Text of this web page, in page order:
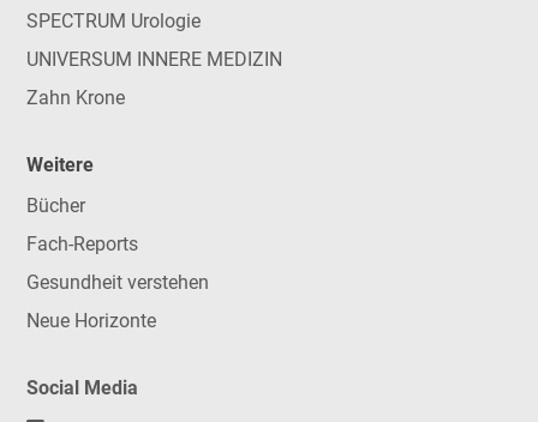
SPECTRUM Urologie
UNIVERSUM INNERE MEDIZIN
Zahn Krone
Weitere
Bücher
Fach-Reports
Gesundheit verstehen
Neue Horizonte
Social Media